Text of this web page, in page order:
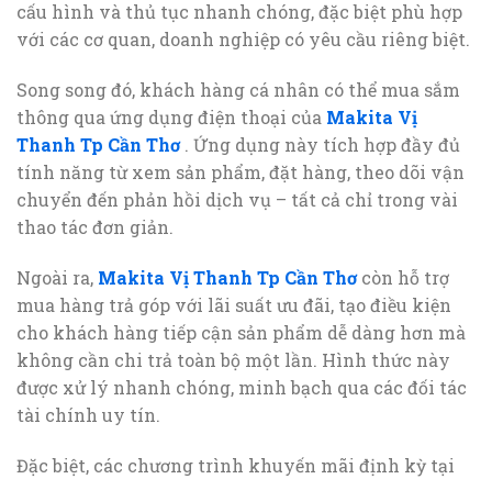
cấu hình và thủ tục nhanh chóng, đặc biệt phù hợp
với các cơ quan, doanh nghiệp có yêu cầu riêng biệt.
Song song đó, khách hàng cá nhân có thể mua sắm
thông qua ứng dụng điện thoại của Makita Vị
Thanh Tp Cần Thơ. Ứng dụng này tích hợp đầy đủ
tính năng từ xem sản phẩm, đặt hàng, theo dõi vận
chuyển đến phản hồi dịch vụ – tất cả chỉ trong vài
thao tác đơn giản.
Ngoài ra, Makita Vị Thanh Tp Cần Thơcòn hỗ trợ
mua hàng trả góp với lãi suất ưu đãi, tạo điều kiện
cho khách hàng tiếp cận sản phẩm dễ dàng hơn mà
không cần chi trả toàn bộ một lần. Hình thức này
được xử lý nhanh chóng, minh bạch qua các đối tác
tài chính uy tín.
Đặc biệt, các chương trình khuyến mãi định kỳ tại